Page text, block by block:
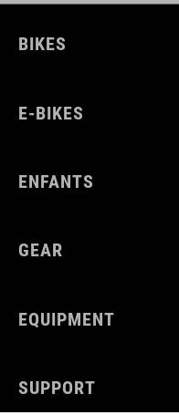
BIKES
E-BIKES
ENFANTS
GEAR
EQUIPMENT
SUPPORT